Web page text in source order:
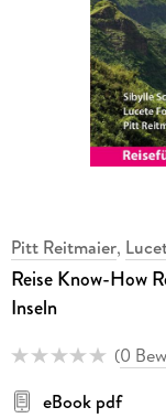
Pitt Reitmaier,
Reise Know-How
Inseln
(0
eBook pdf